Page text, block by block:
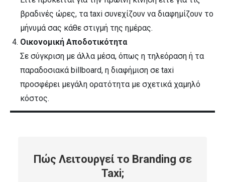
βραδινές ώρες, τα taxi συνεχίζουν να διαφημίζουν το
μήνυμά σας κάθε στιγμή της ημέρας.
Οικονομική Αποδοτικότητα
Σε σύγκριση με άλλα μέσα, όπως η τηλεόραση ή τα
παραδοσιακά billboard, η διαφήμιση σε taxi
προσφέρει μεγάλη ορατότητα με σχετικά χαμηλό
κόστος.
Πώς Λειτουργεί το Branding σε
Taxi;